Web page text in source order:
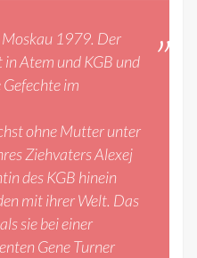
fürMoskau 1979. Der
Atem und KGB und
im
ohne Mutter unter
Ziehvaters Alexej
des KGB hinein
mit ihrer Welt. Das
sie bei einer
Gene Turner